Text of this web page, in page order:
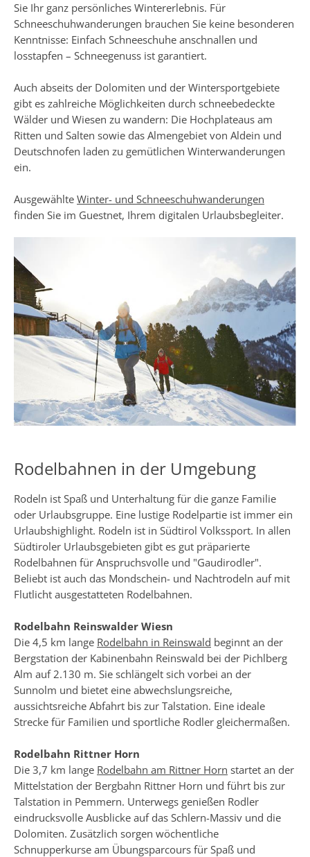
Sie Ihr ganz persönliches Wintererlebnis. Für
Schneeschuhwanderungen brauchen Sie keine besonderen
Kenntnisse: Einfach Schneeschuhe anschnallen und
losstapfen – Schneegenuss ist garantiert.
Auch abseits der Dolomiten und der Wintersportgebiete
gibt es zahlreiche Möglichkeiten durch schneebedeckte
Wälder und Wiesen zu wandern: Die Hochplateaus am
Ritten und Salten sowie das Almengebiet von Aldein und
Deutschnofen laden zu gemütlichen Winterwanderungen
ein.
Ausgewählte Winter- und Schneeschuhwanderungen
finden Sie im Guestnet, Ihrem digitalen Urlaubsbegleiter.
Rodelbahnen in der Umgebung
Rodeln ist Spaß und Unterhaltung für die ganze Familie
oder Urlaubsgruppe. Eine lustige Rodelpartie ist immer ein
Urlaubshighlight. Rodeln ist in Südtirol Volkssport. In allen
Südtiroler Urlaubsgebieten gibt es gut präparierte
Rodelbahnen für Anspruchsvolle und "Gaudirodler".
Beliebt ist auch das Mondschein- und Nachtrodeln auf mit
Flutlicht ausgestatteten Rodelbahnen.
Rodelbahn Reinswalder Wiesn
Die 4,5 km lange Rodelbahn in Reinswald beginnt an der
Bergstation der Kabinenbahn Reinswald bei der Pichlberg
Alm auf 2.130 m. Sie schlängelt sich vorbei an der
Sunnolm und bietet eine abwechslungsreiche,
aussichtsreiche Abfahrt bis zur Talstation. Eine ideale
Strecke für Familien und sportliche Rodler gleichermaßen.
Rodelbahn Rittner Horn
Die 3,7 km lange Rodelbahn am Rittner Horn startet an der
Mittelstation der Bergbahn Rittner Horn und führt bis zur
Talstation in Pemmern. Unterwegs genießen Rodler
eindrucksvolle Ausblicke auf das Schlern-Massiv und die
Dolomiten. Zusätzlich sorgen wöchentliche
Schnupperkurse am Übungsparcours für Spaß und